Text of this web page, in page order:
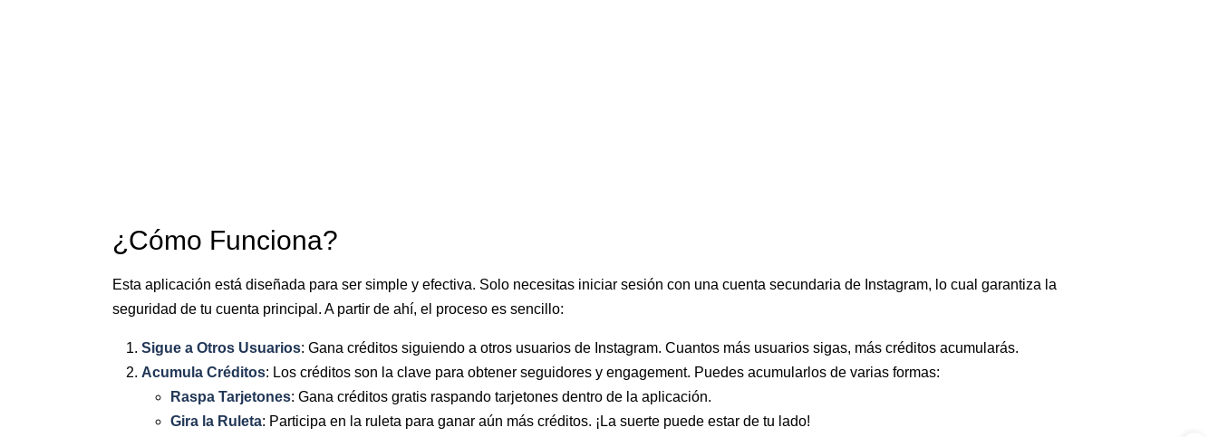
¿Cómo Funciona?
Esta aplicación está diseñada para ser simple y efectiva. Solo necesitas iniciar sesión con una cuenta secundaria de Instagram, lo cual garantiza la
seguridad de tu cuenta principal. A partir de ahí, el proceso es sencillo:
Sigue a Otros Usuarios: Gana créditos siguiendo a otros usuarios de Instagram. Cuantos más usuarios sigas, más créditos acumularás.
Acumula Créditos: Los créditos son la clave para obtener seguidores y engagement. Puedes acumularlos de varias formas:
Raspa Tarjetones: Gana créditos gratis raspando tarjetones dentro de la aplicación.
Gira la Ruleta: Participa en la ruleta para ganar aún más créditos. ¡La suerte puede estar de tu lado!